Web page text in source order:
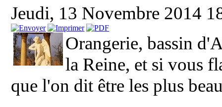
Jeudi, 13 Novembre 2014
Orangerie, bassin
la Reine, et si vous
que l'on dit être les plus